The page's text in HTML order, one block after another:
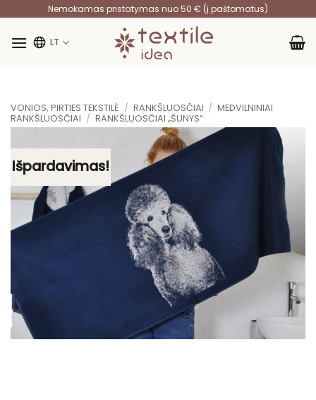
content
Nemokamas pristatymas nuo 50 € (į paštomatus)
LT
VONIOS, PIRTIES TEKSTILĖ / RANKŠLUOSČIAI / MEDVILNINIAI
RANKŠLUOSČIAI / RANKŠLUOSČIAI „ŠUNYS“
Išpardavimas!